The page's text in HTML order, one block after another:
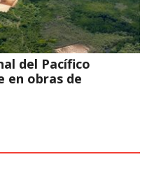
del Pacífico
en obras de